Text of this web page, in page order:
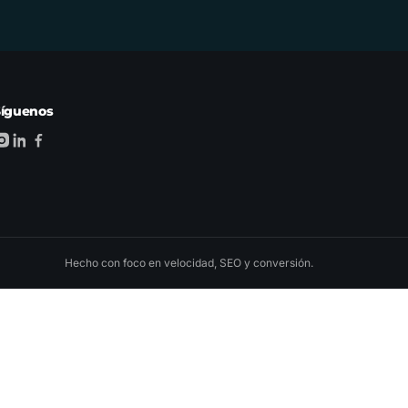
Hecho con foco en velocidad, SEO y conversión.